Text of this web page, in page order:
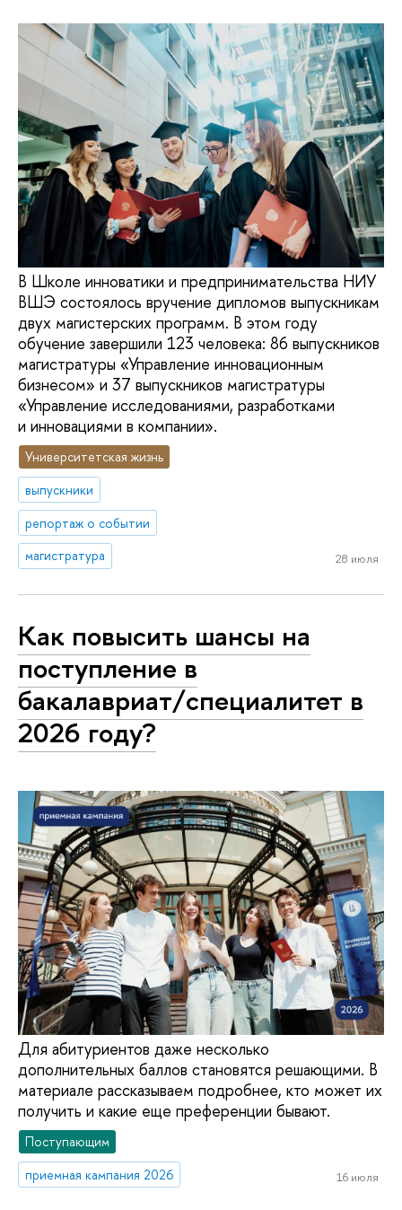
В Школе инноватики и предпринимательства НИУ
ВШЭ состоялось вручение дипломов выпускникам
двух магистерских программ. В этом году
обучение завершили 123 человека: 86 выпускников
магистратуры «Управление инновационным
бизнесом» и 37 выпускников магистратуры
«Управление исследованиями, разработками
и инновациями в компании».
Университетская жизнь
выпускники
репортаж о событии
магистратура
28 июля
Как повысить шансы на
поступление в
бакалавриат/специалитет в
2026 году?
Для абитуриентов даже несколько
дополнительных баллов становятся решающими. В
материале рассказываем подробнее, кто может их
получить и какие еще преференции бывают.
Поступающим
приемная кампания 2026
16 июля